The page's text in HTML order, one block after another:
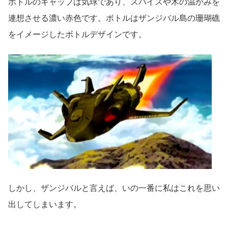
ボトルのキャップは気球であり、スパイスや木の温かみを
連想させる濃い赤色です。ボトルはザンジバル島の珊瑚礁
をイメージしたボトルデザインです。
しかし、ザンジバルと言えば、いの一番に私はこれを思い
出してしまいます。